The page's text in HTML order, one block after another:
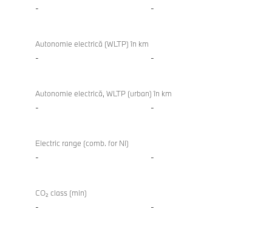
- -
Autonomie electrică (WLTP) în km
- -
Autonomie electrică, WLTP (urban) în km
- -
Electric range (comb. for NI)
- -
CO₂ class (min)
- -